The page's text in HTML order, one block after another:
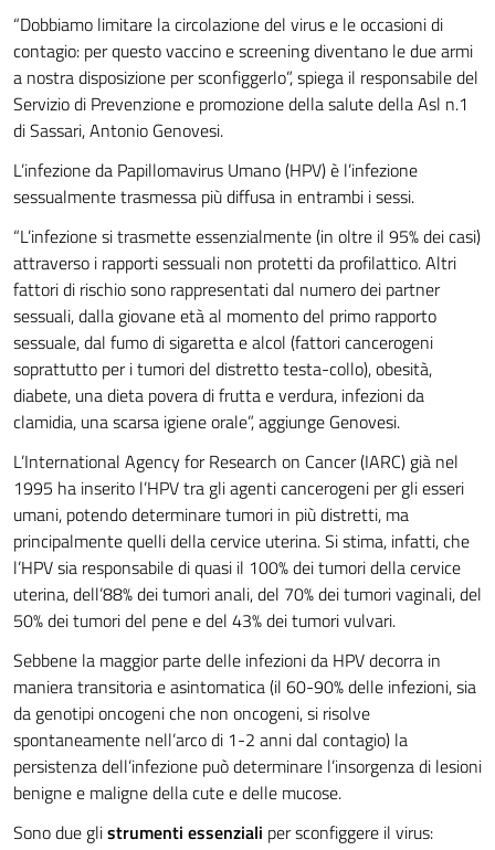
“Dobbiamo limitare la circolazione del virus e le occasioni di
contagio: per questo vaccino e screening diventano le due armi
a nostra disposizione per sconfiggerlo”, spiega il responsabile del
Servizio di Prevenzione e promozione della salute della Asl n.1
di Sassari, Antonio Genovesi.
L’infezione da Papillomavirus Umano (HPV) è l’infezione
sessualmente trasmessa più diffusa in entrambi i sessi.
“L’infezione si trasmetteessenzialmente (in oltre il 95% dei casi)
attraverso i rapporti sessuali non protetti da profilattico. Altri
fattori di rischiosono rappresentati dal numero dei partner
sessuali, dalla giovane età al momento del primo rapporto
sessuale, dal fumo di sigaretta e alcol (fattori cancerogeni
soprattutto per i tumori del distretto testa-collo), obesità,
diabete, una dieta povera di frutta e verdura, infezioni da
clamidia, una scarsa igiene orale”, aggiunge Genovesi.
L’International Agency for Research on Cancer (IARC) già nel
1995 ha inserito l’HPV tra gli agenti cancerogeni per gli esseri
umani, potendo determinare tumori in più distretti, ma
principalmente quelli della cervice uterina. Si stima, infatti, che
l’HPV sia responsabile di quasi il 100% dei tumori della cervice
uterina, dell’88% dei tumori anali, del 70% dei tumori vaginali, del
50% dei tumori del pene e del 43% dei tumori vulvari.
Sebbene la maggior parte delle infezioni da HPV decorra in
maniera transitoria e asintomatica (il 60-90% delle infezioni, sia
da genotipi oncogeni che non oncogeni, si risolve
spontaneamente nell’arco di 1-2 anni dal contagio) la
persistenza dell’infezione può determinare l’insorgenza di lesioni
benigne e maligne della cute e delle mucose.
Sono due glistrumenti essenziali per sconfiggere il virus: